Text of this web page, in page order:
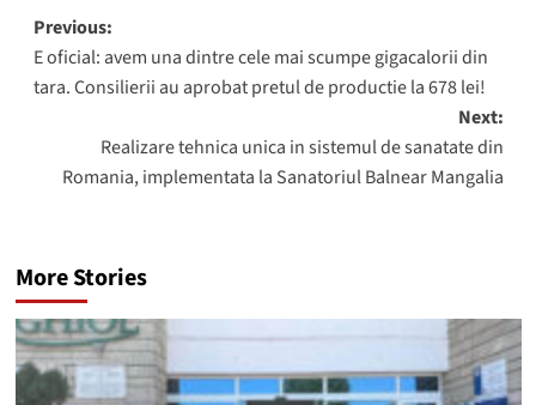
Post
navigation
Previous:
E oficial: avem una dintre cele mai scumpe gigacalorii din
tara. Consilierii au aprobat pretul de productie la 678 lei!
Next:
Realizare tehnica unica in sistemul de sanatate din
Romania, implementata la Sanatoriul Balnear Mangalia
More Stories